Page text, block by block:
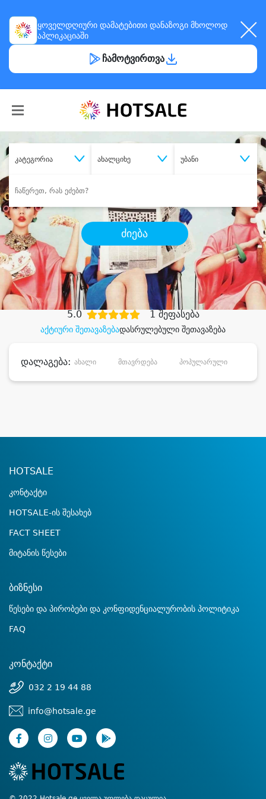
ყოველდღიური დამატებითი დანაზოგი მხოლოდ
აპლიკაციაში
ჩამოტვირთვა
კატეგორია ახალციხე უბანი
ძიება
შეიძინესასურველი მომსახურება
დიდი დანაზოგით
აქტიური შეთავაზებადასრულებული შეთავაზება
5.0 1 შეფასება
დალაგება: ახალი მთავრდება პოპულარული
HOTSALE
კონტაქტი
HOTSALE-ის შესახებ
FACT SHEET
მიტანის წესები
ბიზნესი
წესები და პირობები და კონფიდენციალურობის პოლიტიკა
FAQ
კონტაქტი
032 2 19 44 88
info@hotsale.ge